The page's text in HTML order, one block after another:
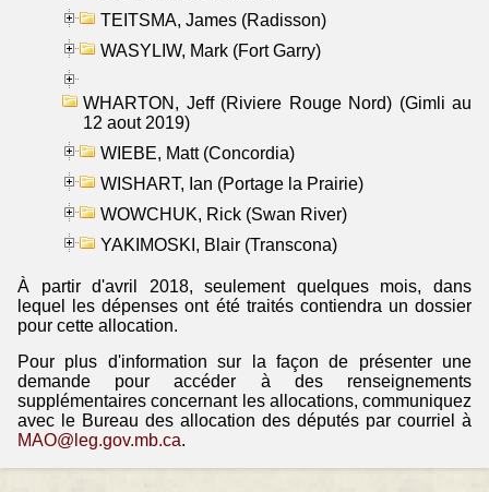
TEITSMA, James (Radisson)
WASYLIW, Mark (Fort Garry)
WHARTON, Jeff (Riviere Rouge Nord) (Gimli au
12 aout 2019)
WIEBE, Matt (Concordia)
WISHART, Ian (Portage la Prairie)
WOWCHUK, Rick (Swan River)
YAKIMOSKI, Blair (Transcona)
À partir d'avril 2018, seulement quelques mois, dans
lequel les dépenses ont été traités contiendra un dossier
pour cette allocation.
Pour plus d'information sur la façon de présenter une
demande pour accéder à des renseignements
supplémentaires concernant les allocations, communiquez
avec le Bureau des allocation des députés par courriel à
MAO@leg.gov.mb.ca.